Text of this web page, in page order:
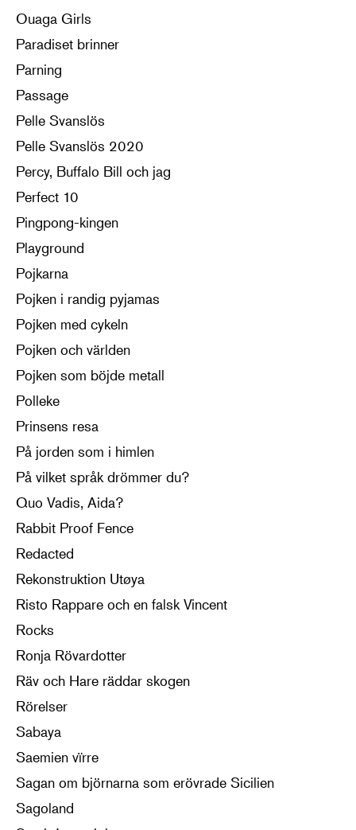
Ouaga Girls
Paradiset brinner
Parning
Passage
Pelle Svanslös
Pelle Svanslös 2020
Percy, Buffalo Bill och jag
Perfect 10
Pingpong-kingen
Playground
Pojkarna
Pojken i randig pyjamas
Pojken med cykeln
Pojken och världen
Pojken som böjde metall
Polleke
Prinsens resa
På jorden som i himlen
På vilket språk drömmer du?
Quo Vadis, Aida?
Rabbit Proof Fence
Redacted
Rekonstruktion Utøya
Risto Rappare och en falsk Vincent
Rocks
Ronja Rövardotter
Räv och Hare räddar skogen
Rörelser
Sabaya
Saemien vïrre
Sagan om björnarna som erövrade Sicilien
Sagoland